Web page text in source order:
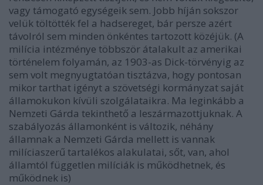
vagy támogató egységeik sem. Jobb híján sokszor
velük töltötték fel a hadsereget, bár persze azért
távolról sem minden önkéntes tartozott közéjük. (A
milícia intézménye többször átalakult az amerikai
történelem folyamán, az 1903-as Dick-törvényig az
sem volt megnyugtatóan tisztázva, hogy pontosan
mikor tarthat igényt a szövetségi kormányzat saját
államokukon kívüli szolgálataikra. Ma leginkább a
Nemzeti Gárda tekinthető a leszármazottjuknak. A
szabályozás államonként is változik, néhány
államnak a Nemzeti Gárda mellett is vannak
milíciaszerű tartalékos alakulatai, sőt, van, ahol
államtól független milíciák is működhetnek, és
működnek is)